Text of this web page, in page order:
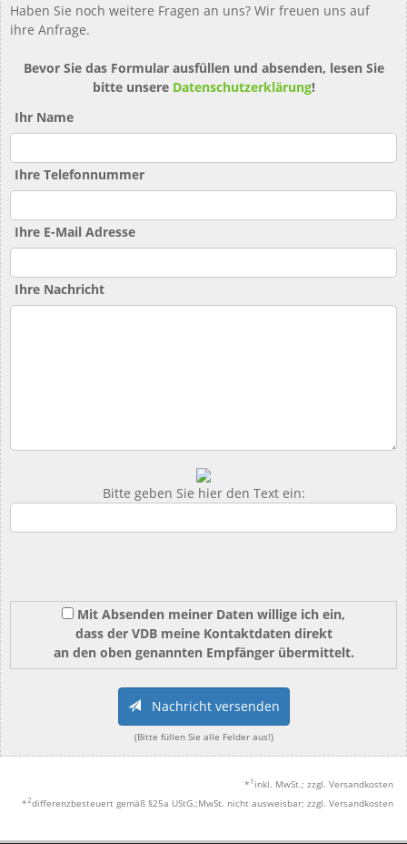
Haben Sie noch weitere Fragen an uns? Wir freuen uns auf
ihre Anfrage.
Bevor Sie das Formular ausfüllen und absenden, lesen Sie
bitte unsere Datenschutzerklärung!
Ihr Name
Ihre Telefonnummer
Ihre E-Mail Adresse
Ihre Nachricht
Bitte geben Sie hier den Text ein:
Mit Absenden meiner Daten willige ich ein,
dass der VDB meine Kontaktdaten direkt
an den oben genannten Empfänger übermittelt.
Nachricht versenden
(Bitte füllen Sie alle Felder aus!)
* 1 inkl. MwSt.; zzgl. Versandkosten
*2differenzbesteuert gemäß §25a UStG.;MwSt. nicht ausweisbar; zzgl. Versandkosten